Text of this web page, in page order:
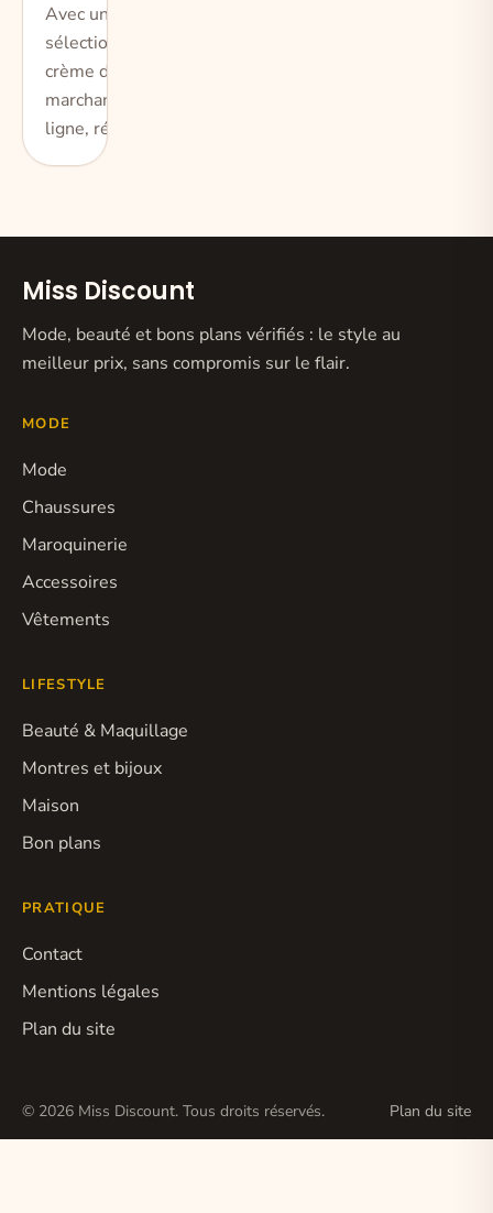
Avec une
sélection de la
crème des
marchands en
ligne, réali
Miss Discount
Mode, beauté et bons plans vérifiés : le style au
meilleur prix, sans compromis sur le flair.
MODE
Mode
Chaussures
Maroquinerie
Accessoires
Vêtements
LIFESTYLE
Beauté & Maquillage
Montres et bijoux
Maison
Bon plans
PRATIQUE
Contact
Mentions légales
Plan du site
© 2026 Miss Discount. Tous droits réservés. Plan du site